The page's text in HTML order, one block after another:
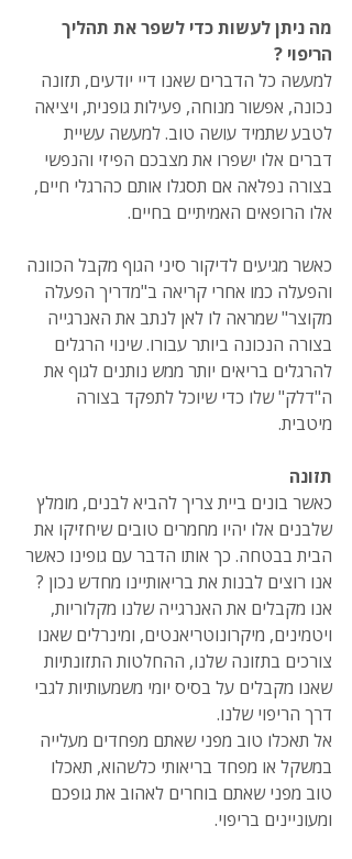
מה ניתן לעשות כדי לשפר את תהליך
הריפוי ?
למעשה כל הדברים שאנו דיי יודעים, תזונה
נכונה, אפשור מנוחה, פעילות גופנית, ויציאה
לטבע שתמיד עושה טוב. למעשה עשיית
דברים אלו ישפרו את מצבכם הפיזי והנפשי
בצורה נפלאה אם תסגלו אותם כהרגלי חיים,
אלו הרופאים האמיתיים בחיים.
כאשר מגיעים לדיקור סיני הגוף מקבל הכוונה
והפעלה כמו אחרי קריאה ב"מדריך הפעלה
מקוצר" שמראה לו לאן לנתב את האנרגייה
בצורה הנכונה ביותר עבורו. שינוי הרגלים
להרגלים בריאים יותר ממש נותנים לגוף את
ה"דלק" שלו כדי שיוכל לתפקד בצורה
מיטבית.
תזונה
כאשר בונים ביית צריך להביא לבנים, מומלץ
שלבנים אלו יהיו מחמרים טובים שיחזיקו את
הבית בבטחה. כך אותו הדבר עם גופינו כאשר
אנו רוצים לבנות את בריאותיינו מחדש נכון ?
אנו מקבלים את האנרגייה שלנו מקלוריות,
ויטמינים, מיקרונוטריאנטים, ומינרלים שאנו
צורכים בתזונה שלנו, ההחלטות התזונתיות
שאנו מקבלים על בסיס יומי משמעותיות לגבי
דרך הריפוי שלנו.
אל תאכלו טוב מפני שאתם מפחדים מעלייה
במשקל או מפחד בריאותי כלשהוא, תאכלו
טוב מפני שאתם בוחרים לאהוב את גופכם
ומעוניינים בריפוי.